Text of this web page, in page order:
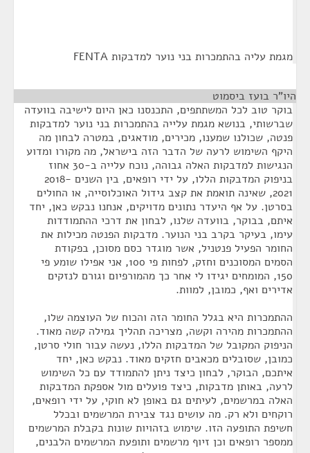
מגמת עליה בהתמכרות בני נוער למדבקות FENTA
היו"ר בועז ביסמוט
בוקר טוב לכל המשתתפים, התכנסנו כאן היום לישיבה בוועדה
שברשותי, בנושא מגמת עלייה בהתמכרות בני נוער למדבקות
פנטה, שכולנו שמענו, מכירים, מודאגים, במטרה לבחון מה
היקף השימוש לרעה של הדבר הזה בישראל, מה מקורו ומדוע
הנגישות למדבקות האלה גבוהה, נוכח עלייה ב-30 אחוז
בניפוק המדבקות הללו, על ידי רופאים, בין השנים 2018-
2021, שאינה תואמת את קצב גידול האוכלוסייה, או החולים
בסרטן. על אף היעדר נתונים מדויקים, אנחנו נבקש כאן, יחד
איתם, בבוקר, בוועדה שלנו, לבחון את דרכי ההתמודדות
עימו, בעיקר בקרב בני הנוער. מדבקות הפנטה מכילות את
החומר הפעיל פנטניל, אשר מוגדר כסם מסוכן, בפקודת
הסמים המסוכנים וחזק, לפחות פי 100, אני אפילו שומע פי
150, המומחים יגידו לי אחר כך מהמורפיום וגורם לנזקים
אדירים ואף, כמובן, למוות.
ההתמכרות היא בגלל החומר הזה והכוח של העוצמה שלו,
ההתמכרות מהירה וקשה, מצריכה תהליך גמילה קשה מאוד.
הניפוק המקובל של המדבקות הללו, נעשה עבור חולי סרטן,
כמובן, שסובלים מכאבים חזקים מאוד. נבקש כאן, יחד
איתכם, הבוקר, לבחון כיצד ניתן להתמודד עם כל השימוש
לרעה, באותן מדבקות, כיצד פועלים מול אספקת המדבקות
האלה במרשמים, לעיתים גם באופן לא חוקי, על ידי רופאים,
רוקחים ולא רק. מה עושים נגד צבירת המרשמים ובכלל
חשיפת התופעה הזו. שימוש בזהויות שונות בקבלת המרשמים
ממספר רופאים וכן זיוף מרשמים ותופעת המרשמים הלבנים,